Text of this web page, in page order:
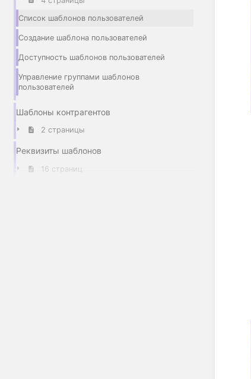
Список шаблонов пользователей
Создание шаблона пользователей
Доступность шаблонов пользователей
Управление группами шаблонов
пользователей
Шаблоны контрагентов
2 страницы
Реквизиты шаблонов
16 страниц